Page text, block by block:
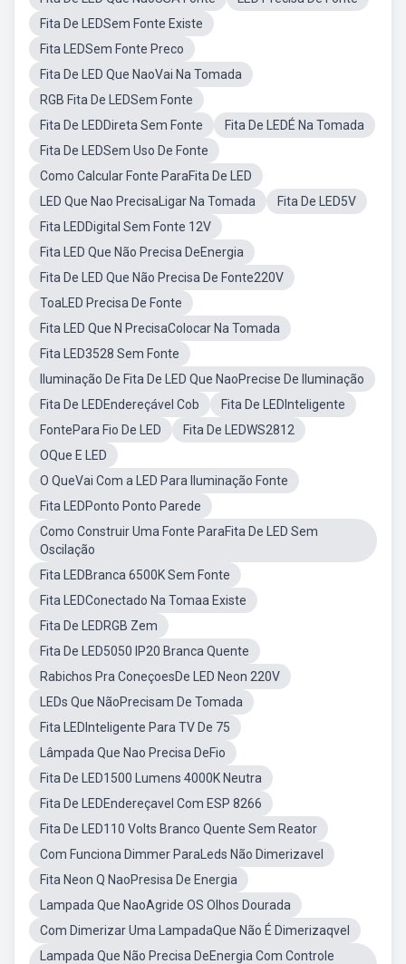
Fita De LEDSem Fonte Existe
Fita LEDSem Fonte Preco
Fita De LED Que NaoVai Na Tomada
RGB Fita De LEDSem Fonte
Fita De LEDDireta Sem Fonte
Fita De LEDÉ Na Tomada
Fita De LEDSem Uso De Fonte
Como Calcular Fonte ParaFita De LED
LED Que Nao PrecisaLigar Na Tomada
Fita De LED5V
Fita LEDDigital Sem Fonte 12V
Fita LED Que Não Precisa DeEnergia
Fita De LED Que Não Precisa De Fonte220V
ToaLED Precisa De Fonte
Fita LED Que N PrecisaColocar Na Tomada
Fita LED3528 Sem Fonte
Iluminação De Fita De LED Que NaoPrecise De Iluminação
Fita De LEDEndereçável Cob
Fita De LEDInteligente
FontePara Fio De LED
Fita De LEDWS2812
OQue E LED
O QueVai Com a LED Para Iluminação Fonte
Fita LEDPonto Ponto Parede
Como Construir Uma Fonte ParaFita De LED Sem
Oscilação
Fita LEDBranca 6500K Sem Fonte
Fita LEDConectado Na Tomaa Existe
Fita De LEDRGB Zem
Fita De LED5050 IP20 Branca Quente
Rabichos Pra ConeçoesDe LED Neon 220V
LEDs Que NãoPrecisam De Tomada
Fita LEDInteligente Para TV De 75
Lâmpada Que Nao Precisa DeFio
Fita De LED1500 Lumens 4000K Neutra
Fita De LEDEndereçavel Com ESP 8266
Fita De LED110 Volts Branco Quente Sem Reator
Com Funciona Dimmer ParaLeds Não Dimerizavel
Fita Neon Q NaoPresisa De Energia
Lampada Que NaoAgride OS Olhos Dourada
Com Dimerizar Uma LampadaQue Não É Dimerizaqvel
Lampada Que Não Precisa DeEnergia Com Controle